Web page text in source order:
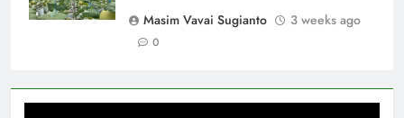
Masim Vavai Sugianto
3 weeks ago
0